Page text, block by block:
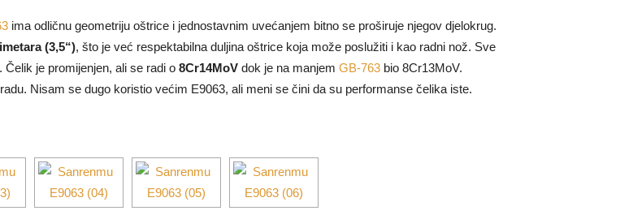
ima odličnu geometriju oštrice i jednostavnim uvećanjem bitno se proširuje njegov djelokrug.
(3,5“), što je već respektabilna duljina oštrice koja može poslužiti i kao radni nož. Sve
Čelik je promijenjen, ali se radi o 8Cr14MoV dok je na manjem GB-763 bio 8Cr13MoV.
Nisam se dugo koristio većim E9063, ali meni se čini da su performanse čelika iste.